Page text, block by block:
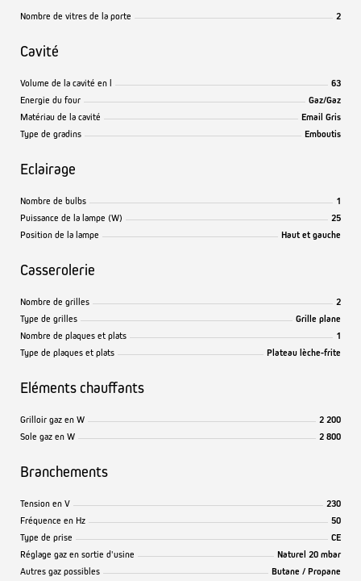
Nombre de vitres de la porte 2
Cavité
Volume de la cavité en l
63
Energie du four
Gaz/Gaz
Matériau de la cavité
Email Gris
Type de gradins
Emboutis
Eclairage
Nombre de bulbs
1
Puissance de la lampe (W)
25
Position de la lampe
Haut et gauche
Casserolerie
Nombre de grilles
2
Type de grilles
Grille plane
Nombre de plaques et plats
1
Type de plaques et plats
Plateau lèche-frite
Eléments chauffants
Grilloir gaz en W
2 200
Sole gaz en W
2 800
Branchements
Tension en V
230
Fréquence en Hz
50
Type de prise
CE
Réglage gaz en sortie d'usine
Naturel 20 mbar
Autres gaz possibles
Butane / Propane